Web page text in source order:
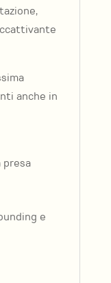
anche in
presa
e